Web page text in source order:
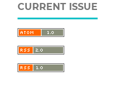
CURRENT ISSUE